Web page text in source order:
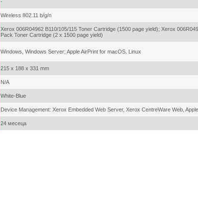
-
Wireless 802.11 b/g/n
Xerox 006R04962 B110/105/115 Toner Cartridge (1500 page yield); Xerox
Pack Toner Cartridge (2 x 1500 page yield)
Windows, Windows Server; Apple AirPrint for macOS. Linux
215 x 188 x 331 mm
N/A
White-Blue
Device Management: Xerox Embedded Web Server, Xerox CentreWare Web,
24 месеца